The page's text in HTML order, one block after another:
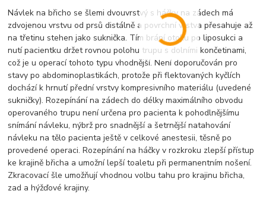
Návlek na břicho se šlemi dvouvrstvý s háčky na zádech má
zdvojenou vrstvu od prsů distálně a povrchní vrstva přesahuje až
na třetinu stehen jako suknička. Tím brání otoku po liposukci a
nutí pacientku držet rovnou polohu trupu s dolními končetinami,
což je u operací tohoto typu vhodnější. Není doporučován pro
stavy po abdominoplastikách, protože při flektovaných kyčlích
dochází k hrnutí přední vrstvy kompresivního materiálu (uvedené
sukničky). Rozepínání na zádech do délky maximálního obvodu
operovaného trupu není určena pro pacienta k pohodlnějšímu
snímání návleku, nýbrž pro snadnější a šetrnější natahování
návleku na tělo pacienta ještě v celkové anestesii, těsně po
provedené operaci. Rozepínání na háčky v rozkroku zlepší přístup
ke krajině břicha a umožní lepší toaletu při permanentním nošení.
Zkracovací šle umožňují vhodnou volbu tahu pro krajinu břicha,
zad a hýžďové krajiny.